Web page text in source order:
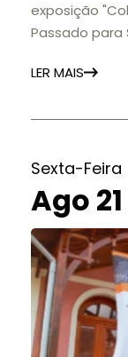
exposição
Passado para
importantes
A mostra
histórias e
contribuição
formação de
📍 Casarão
📅 Até 30 de
🕚 Quinta a
11h às 17h
🎟️ Entrada
LER MAIS
Sexta-Feira
Ago 21